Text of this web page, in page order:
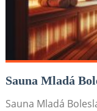
Sauna Mladá
Sauna Mladá